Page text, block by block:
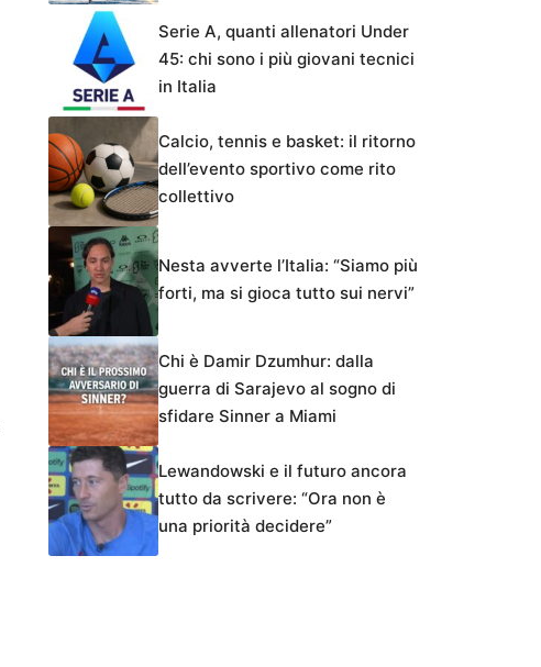
Serie A, quanti allenatori Under
45: chi sono i più giovani tecnici
in Italia
Calcio, tennis e basket: il ritorno
dell’evento sportivo come rito
collettivo
Nesta avverte l’Italia: “Siamo più
forti, ma si gioca tutto sui nervi”
Chi è Damir Dzumhur: dalla
guerra di Sarajevo al sogno di
sfidare Sinner a Miami
Lewandowski e il futuro ancora
tutto da scrivere: “Ora non è
una priorità decidere”